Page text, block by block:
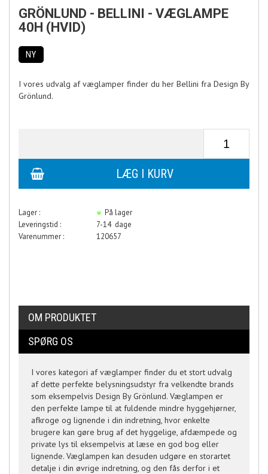
GRÖNLUND - BELLINI - VÆGLAMPE
40H (HVID)
NY
I vores udvalg af væglamper finder du her Bellini fra Design By
Grönlund.
Lager :
På lager
Leveringstid :
7-14 dage
Varenummer :
120657
OM PRODUKTET
SPØRG OS
I vores kategori af væglamper finder du et stort udvalg
af dette perfekte belysningsudstyr fra velkendte brands
som eksempelvis Design By Grönlund. Væglampen er
den perfekte lampe til at fuldende mindre hyggehjørner,
afkroge og lignende i din indretning, hvor enkelte
brugere kan gøre brug af det hyggelige, afdæmpede og
private lys til eksempelvis at læse en god bog eller
lignende. Væglampen kan desuden udgøre en storartet
detalje i din øvrige indretning, og den fås derfor i et